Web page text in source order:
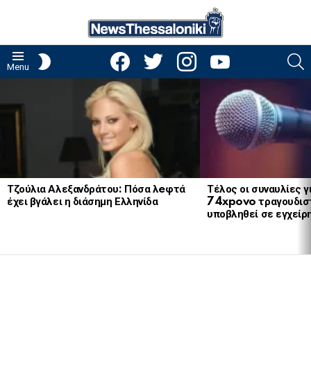
Menu
facebooktwitter instagramyoutube
Τζούλια Αλεξανδράτου: Πόσα λeφτά
έχει βγάλει η διάσημη Ελληνίδα
Τέλος οι συναυλίες
74xpovo
υποβληθεί σε